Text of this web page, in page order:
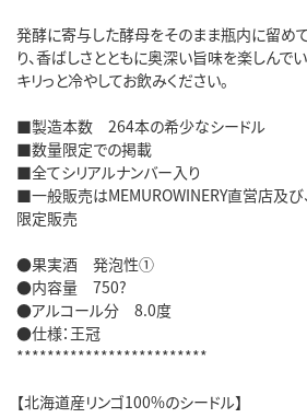
発酵に寄与した酵母をそのまま瓶内に留め
り、香ばしさとともに奥深い旨味を楽しんで
キリっと冷やしてお飲みください。
■製造本数 264本の希少なシードル
■数量限定での掲載
■全てシリアルナンバー入り
■一般販売はMEMUROWINERY直営店及び
限定販売
●果実酒 発泡性①
●内容量 750?
●アルコール分 8.0度
●仕様：王冠
*************************
【北海道産リンゴ100%のシードル】